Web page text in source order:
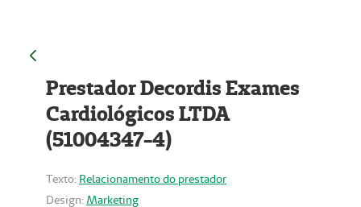
Prestador Decordis Exames
Cardiológicos LTDA
(51004347-4)
Texto: Relacionamento do prestador
Design: Marketing